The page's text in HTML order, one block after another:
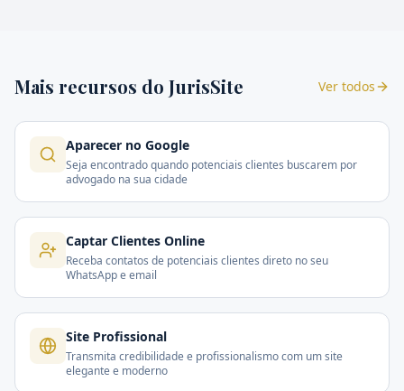
Mais recursos do JurisSite Ver todos
Aparecer no Google
Seja encontrado quando potenciais clientes buscarem por
advogado na sua cidade
Captar Clientes Online
Receba contatos de potenciais clientes direto no seu
WhatsApp e email
Site Profissional
Transmita credibilidade e profissionalismo com um site
elegante e moderno